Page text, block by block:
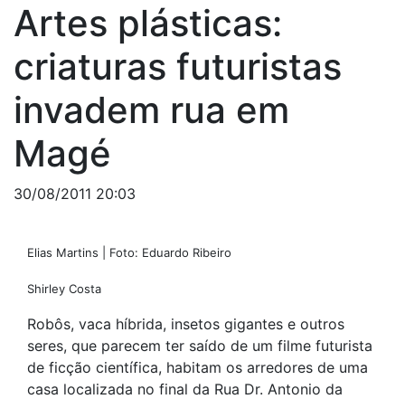
Artes plásticas:
criaturas futuristas
invadem rua em
Magé
30/08/2011 20:03
Elias Martins | Foto: Eduardo Ribeiro
Shirley Costa
Robôs, vaca híbrida, insetos gigantes e outros
seres, que parecem ter saído de um filme futurista
de ficção científica, habitam os arredores de uma
casa localizada no final da Rua Dr. Antonio da